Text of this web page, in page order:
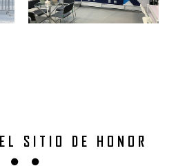
SITIO DE HONOR